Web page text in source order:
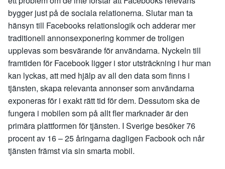
bygger just på de sociala relationerna. Slutar man ta
hänsyn till Facebooks relationslogik och adderar mer
traditionell annonsexponering kommer de troligen
upplevas som besvärande för användarna. Nyckeln till
framtiden för Facebook ligger i stor utsträckning i hur man
kan lyckas, att med hjälp av all den data som finns i
tjänsten, skapa relevanta annonser som användarna
exponeras för i exakt rätt tid för dem. Dessutom ska de
fungera i mobilen som på allt fler marknader är den
primära plattformen för tjänsten. I Sverige besöker 76
procent av 16 – 25 åringarna dagligen Facbook och når
tjänsten främst via sin smarta mobil.